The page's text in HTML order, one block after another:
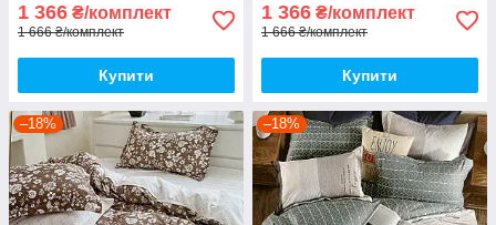
1 366 ₴/комплект
1 666 ₴/комплект
Купити
1 366 ₴/комплект
1 666 ₴/комплект
Купити
–18% –18%